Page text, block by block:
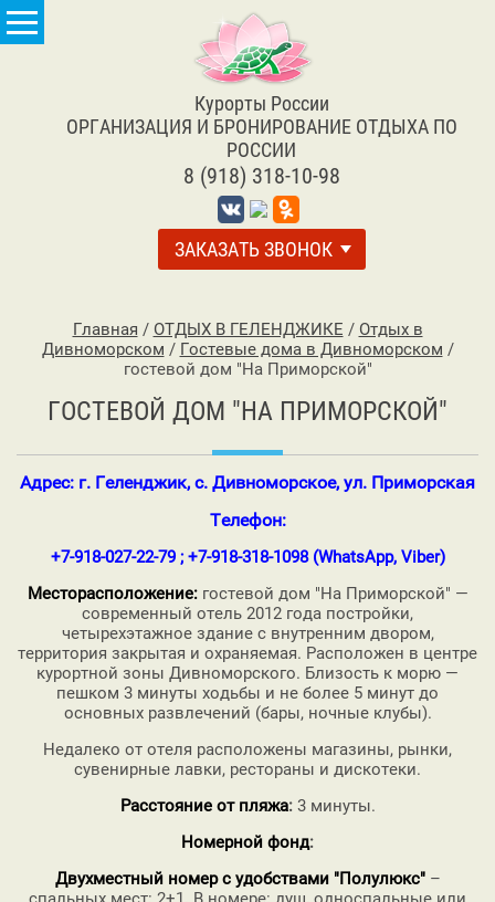
Курорты России
ОРГАНИЗАЦИЯ И БРОНИРОВАНИЕ ОТДЫХА ПО
РОССИИ
8 (918) 318-10-98
ЗАКАЗАТЬ ЗВОНОК
Главная / ОТДЫХ В ГЕЛЕНДЖИКЕ / Отдых в
Дивноморском / Гостевые дома в Дивноморском /
гостевой дом "На Приморской"
ГОСТЕВОЙ ДОМ "НА ПРИМОРСКОЙ"
Адрес: г. Геленджик, с. Дивноморское, ул. Приморская
Телефон:
+7-918-027-22-79 ; +7-918-318-1098 (WhatsApp, Viber)
Месторасположение:гостевой дом "На Приморской" —
современный отель 2012 года постройки,
четырехэтажное здание с внутренним двором,
территория закрытая и охраняемая. Расположен в центре
курортной зоны Дивноморского. Близость к морю —
пешком 3 минуты ходьбы и не более 5 минут до
основных развлечений (бары, ночные клубы).
Недалеко от отеля расположены магазины, рынки,
сувенирные лавки, рестораны и дискотеки.
Расстояние от пляжа:3 минуты.
Номерной фонд:
Двухместный номер с удобствами "Полулюкс"–